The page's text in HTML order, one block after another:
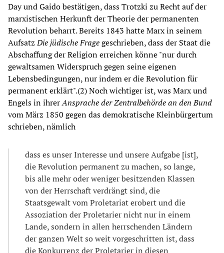
Day und Gaido bestätigen, dass Trotzki zu Recht auf der
marxistischen Herkunft der Theorie der permanenten
Revolution beharrt. Bereits 1843 hatte Marx in seinem
AufsatzDie jüdische Fragegeschrieben, dass der Staat die
Abschaffung der Religion erreichen könne "nur durch
gewaltsamen Widerspruch gegen seine eigenen
Lebensbedingungen, nur indem er die Revolution für
permanent erklärt".(2) Noch wichtiger ist, was Marx und
Engels in ihrerAnsprache der Zentralbehörde an den Bund
vom März 1850 gegen das demokratische Kleinbürgertum
schrieben, nämlich
dass es unser Interesse und unsere Aufgabe [ist],
die Revolution permanent zu machen, so lange,
bis alle mehr oder weniger besitzenden Klassen
von der Herrschaft verdrängt sind, die
Staatsgewalt vom Proletariat erobert und die
Assoziation der Proletarier nicht nur in einem
Lande, sondern in allen herrschenden Ländern
der ganzen Welt so weit vorgeschritten ist, dass
die Konkurrenz der Proletarier in diesen